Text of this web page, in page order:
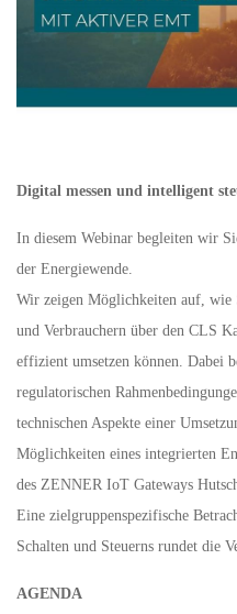
Digital messen und intelligent
In diesem Webinar begleiten wir
der Energiewende.
Wir zeigen Möglichkeiten auf, wie
und Verbrauchern über den CLS
effizient umsetzen können. Dabei
regulatorischen
technischen Aspekte einer
Möglichkeiten eines integrierten
des ZENNER IoT Gateways
Eine zielgruppenspezifische
Schalten und Steuerns rundet die
AGENDA